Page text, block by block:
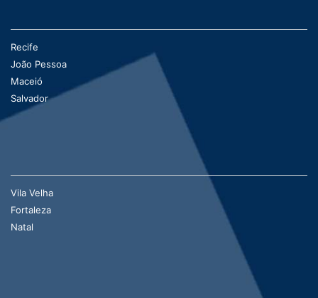
Recife
João Pessoa
Maceió
Salvador
Vila Velha
Fortaleza
Natal